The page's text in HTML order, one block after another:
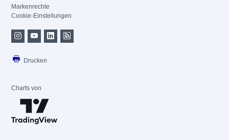
Markenrechte
Cookie-Einstellungen
Drucken
Charts von